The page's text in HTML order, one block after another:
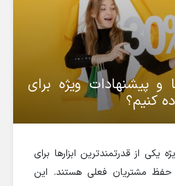
پیشنهادات ویژه برای
کنیم؟
یکی از قدرتمندترین ابزارها برای
مشتریان فعلی هستند. این